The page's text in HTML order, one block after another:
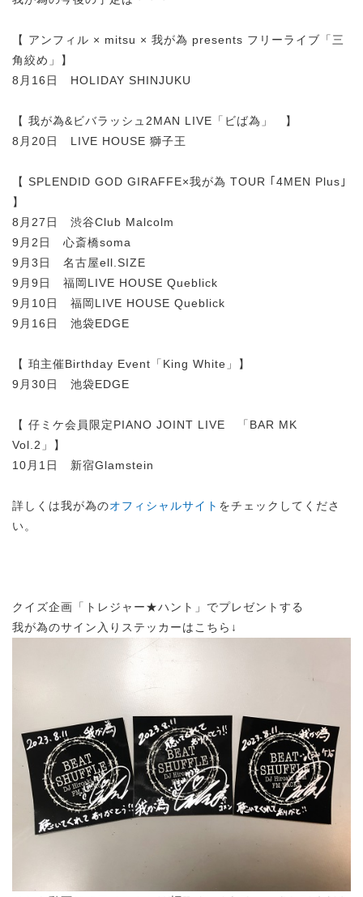
【 アンフィル × mitsu × 我が為 presents フリーライブ「三
角絞め」】
8月16日 HOLIDAY SHINJUKU
【 我が為&ビバラッシュ2MAN LIVE「ビば為」 】
8月20日 LIVE HOUSE 獅子王
【 SPLENDID GOD GIRAFFE×我が為 TOUR ｢4MEN Plus｣
】
8月27日 渋谷Club Malcolm
9月2日 心斎橋soma
9月3日 名古屋ell.SIZE
9月9日 福岡LIVE HOUSE Queblick
9月10日 福岡LIVE HOUSE Queblick
9月16日 池袋EDGE
【 珀主催Birthday Event「King White」】
9月30日 池袋EDGE
【 仔ミケ会員限定PIANO JOINT LIVE 「BAR MK
Vol.2」】
10月1日 新宿Glamstein
詳しくは我が為のオフィシャルサイト をチェックしてくださ
い。
クイズ企画「トレジャー★ハント」でプレゼントする
我が為のサイン入りステッカーはこちら↓